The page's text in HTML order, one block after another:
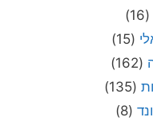
(16)
(15)
(162)
(135)
(8)